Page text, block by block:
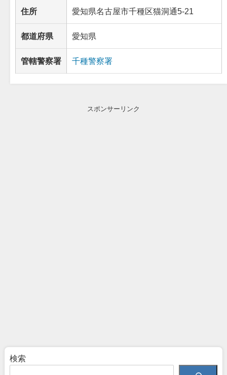
住所 愛知県名古屋市千種区猫洞通5-21
都道府県 愛知県
管轄警察署 千種警察署
スポンサーリンク
検索